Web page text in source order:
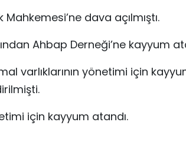
dava açılmıştı.
Ahbap Derneği’ne kayyum
varlıklarının yönetimi için
için kayyum atandı.